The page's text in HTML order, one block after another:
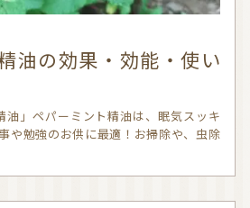
や勉強のお供に最適！お掃除や、虫除